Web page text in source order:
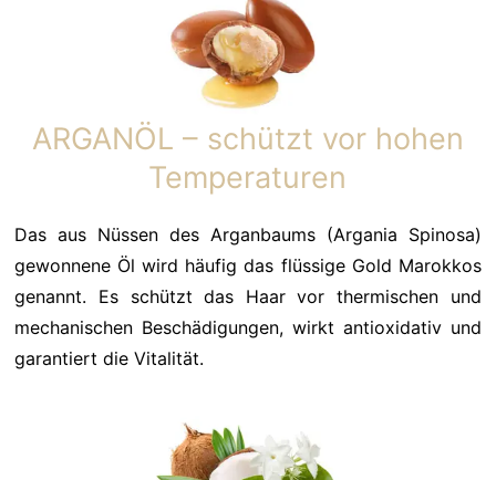
ARGANÖL – schützt vor hohen
Temperaturen
Das aus Nüssen des Arganbaums (Argania Spinosa)
gewonnene Öl wird häufig das flüssige Gold Marokkos
genannt. Es schützt das Haar vor thermischen und
mechanischen Beschädigungen, wirkt antioxidativ und
garantiert die Vitalität.